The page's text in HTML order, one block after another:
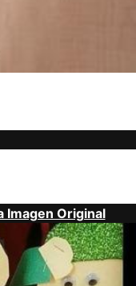
Imagen Original